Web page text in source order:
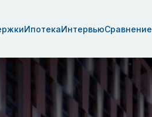
ИпотекаИнтервьюСравнение